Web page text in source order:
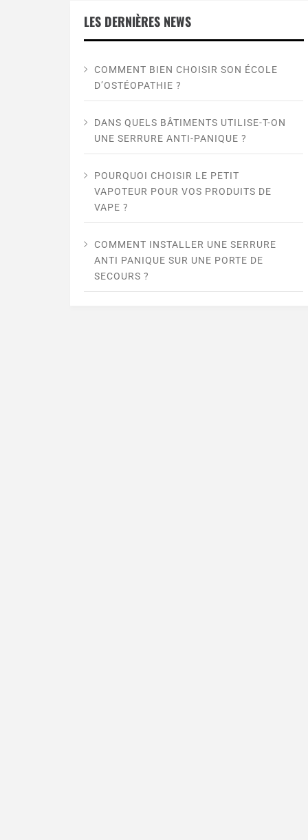
LES DERNIÈRES NEWS
COMMENT BIEN CHOISIR SON ÉCOLE
D’OSTÉOPATHIE ?
DANS QUELS BÂTIMENTS UTILISE-T-ON
UNE SERRURE ANTI-PANIQUE ?
POURQUOI CHOISIR LE PETIT
VAPOTEUR POUR VOS PRODUITS DE
VAPE ?
COMMENT INSTALLER UNE SERRURE
ANTI PANIQUE SUR UNE PORTE DE
SECOURS ?